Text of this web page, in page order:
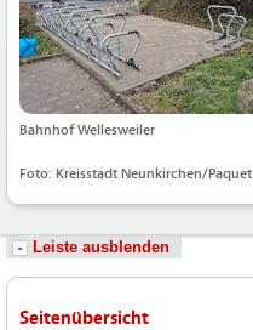
Bahnhof Wellesweiler
Foto: Kreisstadt Neunkirchen/Paquet
Leiste ausblenden
Seitenübersicht